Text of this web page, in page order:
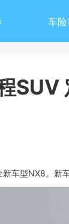
车
SUV
车型NX8。新